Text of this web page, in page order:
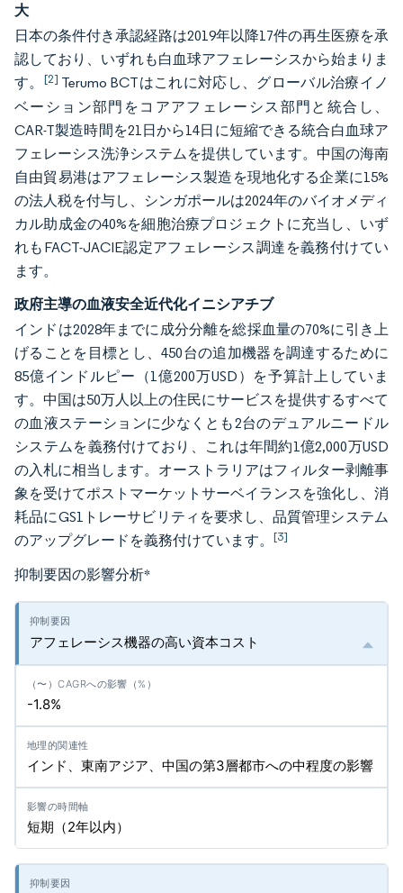
大
日本の条件付き承認経路は2019年以降17件の再生医療を承
認しており、いずれも白血球アフェレーシスから始まりま
す。 [2] Terumo BCTはこれに対応し、グローバル治療イノ
ベーション部門をコアアフェレーシス部門と統合し、
CAR-T製造時間を21日から14日に短縮できる統合白血球ア
フェレーシス洗浄システムを提供しています。中国の海南
自由貿易港はアフェレーシス製造を現地化する企業に15%
の法人税を付与し、シンガポールは2024年のバイオメディ
カル助成金の40%を細胞治療プロジェクトに充当し、いず
れもFACT-JACIE認定アフェレーシス調達を義務付けてい
ます。
政府主導の血液安全近代化イニシアチブ
インドは2028年までに成分分離を総採血量の70%に引き上
げることを目標とし、450台の追加機器を調達するために
85億インドルピー（1億200万USD）を予算計上していま
す。中国は50万人以上の住民にサービスを提供するすべて
の血液ステーションに少なくとも2台のデュアルニードル
システムを義務付けており、これは年間約1億2,000万USD
の入札に相当します。オーストラリアはフィルター剥離事
象を受けてポストマーケットサーベイランスを強化し、消
耗品にGS1トレーサビリティを要求し、品質管理システム
のアップグレードを義務付けています。 [3]
抑制要因の影響分析*
アフェレーシス機器の高い資本コスト
-1.8%
インド、東南アジア、中国の第3層都市への中程度の影響
短期（2年以内）